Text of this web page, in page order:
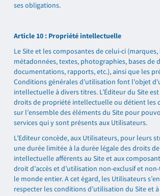
ses obligations.
Article 10 : Propriété intellectuelle
Le Site et les composantes de celui-ci
métadonnées, textes, photographies, bases de
documentations, rapports, etc.), ainsi que les
Conditions générales d’utilisation font l'objet
intellectuelle à divers titres. L’Éditeur du Site
droits de propriété intellectuelle ou détient les
sur l’ensemble des éléments du Site pour
services qui y sont présents aux Utilisateurs.
L’Editeur concède, aux Utilisateurs, pour leurs
une durée limitée à la durée légale des droits
intellectuelle afférents au Site et aux
droit d’accès et d’utilisation non-exclusif et
le monde entier. A cet égard, les Utilisateurs
respecter les conditions d’utilisation du Site et